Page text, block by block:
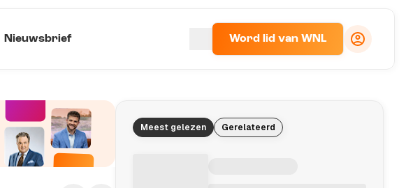
Nieuwsbrief Word lid van WNL
Meest gelezen Gerelateerd